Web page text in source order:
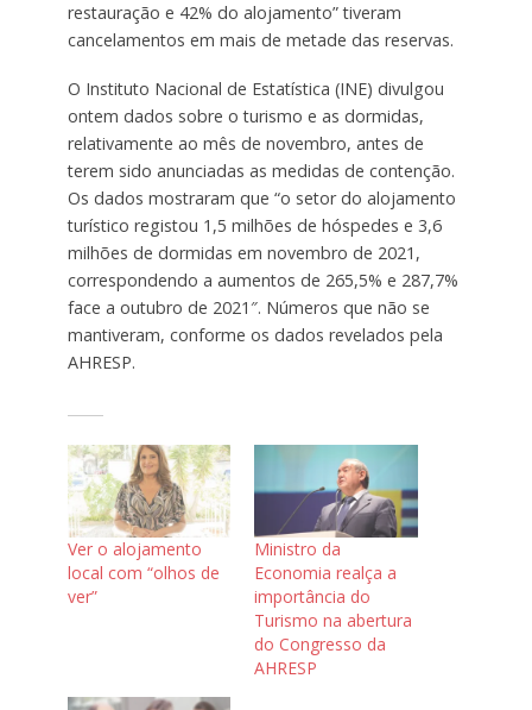
restauração e 42% do alojamento” tiveram
cancelamentos em mais de metade das reservas.
O Instituto Nacional de Estatística (INE) divulgou
ontem dados sobre o turismo e as dormidas,
relativamente ao mês de novembro, antes de
terem sido anunciadas as medidas de contenção.
Os dados mostraram que “o setor do alojamento
turístico registou 1,5 milhões de hóspedes e 3,6
milhões de dormidas em novembro de 2021,
correspondendo a aumentos de 265,5% e 287,7%
face a outubro de 2021″. Números que não se
mantiveram, conforme os dados revelados pela
AHRESP.
Ver o alojamento
local com “olhos de
ver”
Ministro da
Economia realça a
importância do
Turismo na abertura
do Congresso da
AHRESP